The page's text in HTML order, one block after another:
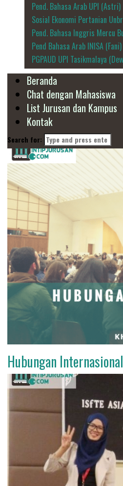
Pend. Bahasa Arab UPI (Astri)
Sosial Ekonomi Pertanian
Pend. Bahasa Inggris Mercu
Pend Bahasa Arab INISA (Fani)
PGPAUD UPI Tasikmalaya
Beranda
Chat dengan Mahasiswa
List Jurusan dan Kampus
Kontak
Search for:
Hubungan